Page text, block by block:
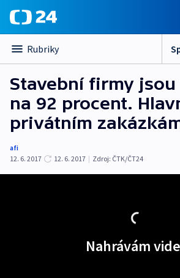
Rubriky
Stavební firmy
na 92 procent.
privátním
afi
12. 6. 2017
12. 6. 2017 | Zdroj: ČTK/ČT24
Nahrávám